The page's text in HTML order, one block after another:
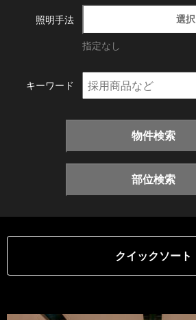
照明手法 選択
指定なし
キーワード
物件検索
部位検索
クイックソート